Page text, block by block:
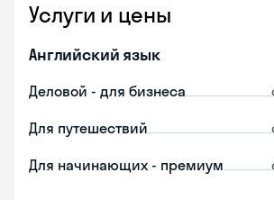
Услуги и цены
Английский язык
Деловой - для бизнеса
Для путешествий
Для начинающих - премиум